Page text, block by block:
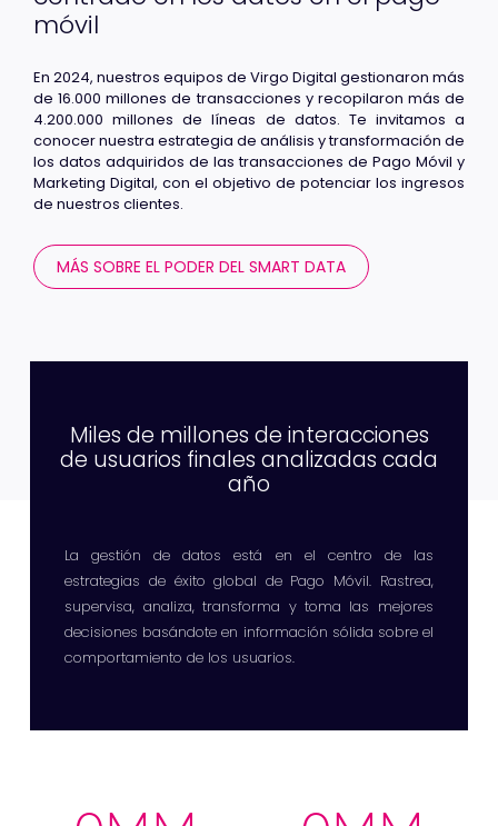
móvil
En 2024, nuestros equipos de Virgo Digital gestionaron más
de 16.000 millones de transacciones y recopilaron más de
4.200.000 millones de líneas de datos. Te invitamos a
conocer nuestra estrategia de análisis y transformación de
los datos adquiridos de las transacciones de Pago Móvil y
Marketing Digital, con el objetivo de potenciar los ingresos
de nuestros clientes.
MÁS SOBRE EL PODER DEL SMART DATA
Miles de millones de interacciones
de usuarios finales analizadas cada
año
La gestión de datos está en el centro de las
estrategias de éxito global de Pago Móvil. Rastrea,
supervisa, analiza, transforma y toma las mejores
decisiones basándote en información sólida sobre el
comportamiento de los usuarios.